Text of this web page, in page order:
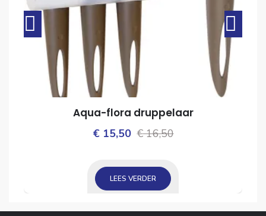
Aqua-flora druppelaar
€16,50Oorspronkelijke
€15,50
Huidige
LEES VERDER